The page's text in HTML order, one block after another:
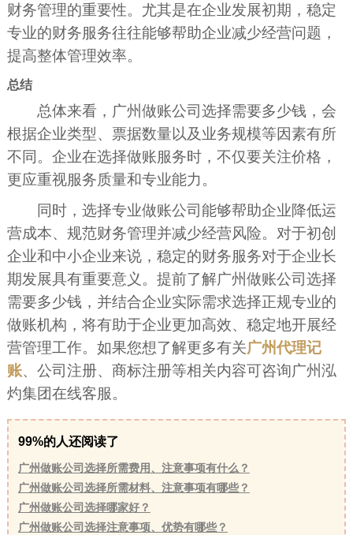
财务管理的重要性。尤其是在企业发展初期，稳定
专业的财务服务往往能够帮助企业减少经营问题，
提高整体管理效率。
总结
总体来看，广州做账公司选择需要多少钱，会
根据企业类型、票据数量以及业务规模等因素有所
不同。企业在选择做账服务时，不仅要关注价格，
更应重视服务质量和专业能力。
同时，选择专业做账公司能够帮助企业降低运
营成本、规范财务管理并减少经营风险。对于初创
企业和中小企业来说，稳定的财务服务对于企业长
期发展具有重要意义。提前了解广州做账公司选择
需要多少钱，并结合企业实际需求选择正规专业的
做账机构，将有助于企业更加高效、稳定地开展经
营管理工作。如果您想了解更多有关广州代理记
账、公司注册、商标注册等相关内容可咨询广州泓
灼集团在线客服。
99%的人还阅读了
广州做账公司选择所需费用、注意事项有什么？
广州做账公司选择所需材料、注意事项有哪些？
广州做账公司选择哪家好？
广州做账公司选择注意事项、优势有哪些？